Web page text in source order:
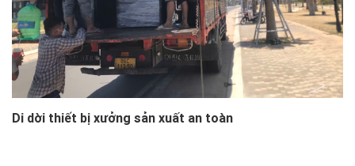
Di dời thiết bị xưởng sản xuất an toàn